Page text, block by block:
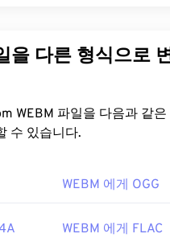
00 00 00 00
00 00 00 00
을 다른 형식으로
다른
수 있습니다.
WEBM 에게 OGG
WEBM 에게 FLAC